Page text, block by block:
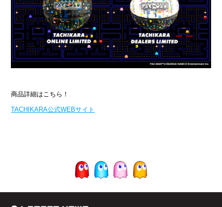
商品詳細はこちら！
TACHIKARA公式WEBサイト